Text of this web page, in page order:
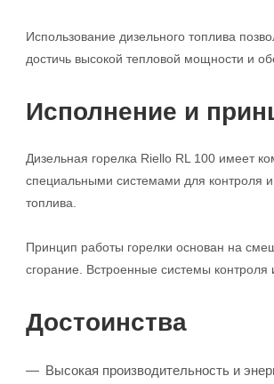
Использование дизельного топлива
достичь высокой тепловой мощности и
Исполнение и
Дизельная горелка Riello RL 100 имеет
специальными системами для контроля
топлива.
Принцип работы горелки основан на
сгорание. Встроенные системы
Достоинства
Высокая производительность и